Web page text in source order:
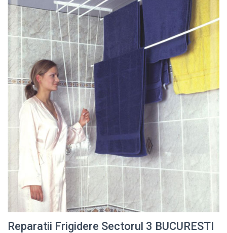
Reparatii Frigidere Sectorul 3 BUCURESTI